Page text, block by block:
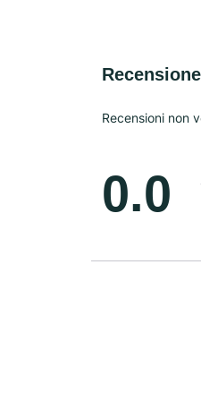
Recensione
Recensioni non
0.0